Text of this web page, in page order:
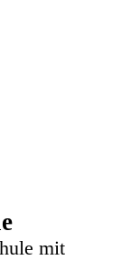
mit